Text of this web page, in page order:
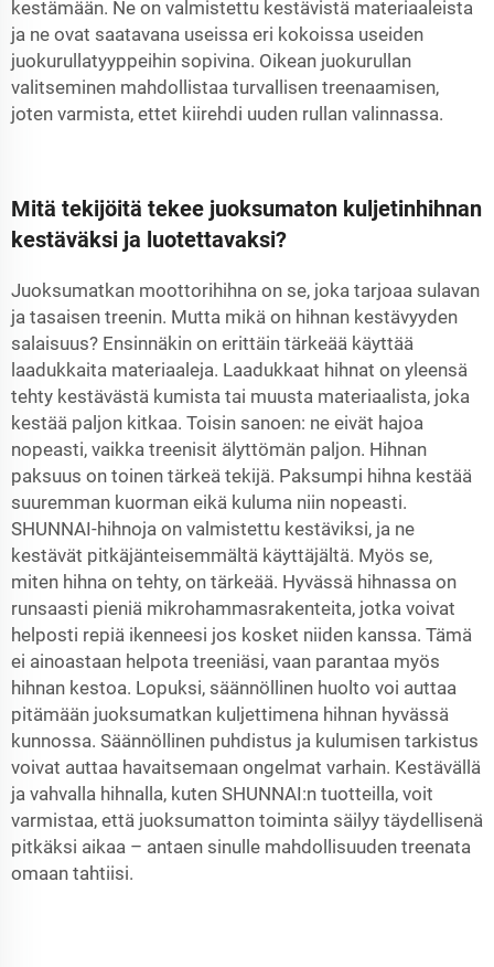
kestämään. Ne on valmistettu kestävistä materiaaleista
ja ne ovat saatavana useissa eri kokoissa useiden
juokurullatyyppeihin sopivina. Oikean juokurullan
valitseminen mahdollistaa turvallisen treenaamisen,
joten varmista, ettet kiirehdi uuden rullan valinnassa.
Mitä tekijöitä tekee juoksumaton kuljetinhihnan
kestäväksi ja luotettavaksi?
Juoksumatkan moottorihihna on se, joka tarjoaa sulavan
ja tasaisen treenin. Mutta mikä on hihnan kestävyyden
salaisuus? Ensinnäkin on erittäin tärkeää käyttää
laadukkaita materiaaleja. Laadukkaat hihnat on yleensä
tehty kestävästä kumista tai muusta materiaalista, joka
kestää paljon kitkaa. Toisin sanoen: ne eivät hajoa
nopeasti, vaikka treenisit älyttömän paljon. Hihnan
paksuus on toinen tärkeä tekijä. Paksumpi hihna kestää
suuremman kuorman eikä kuluma niin nopeasti.
SHUNNAI-hihnoja on valmistettu kestäviksi, ja ne
kestävät pitkäjänteisemmältä käyttäjältä. Myös se,
miten hihna on tehty, on tärkeää. Hyvässä hihnassa on
runsaasti pieniä mikrohammasrakenteita, jotka voivat
helposti repiä ikenneesi jos kosket niiden kanssa. Tämä
ei ainoastaan helpota treeniäsi, vaan parantaa myös
hihnan kestoa. Lopuksi, säännöllinen huolto voi auttaa
pitämään juoksumatkan kuljettimena hihnan hyvässä
kunnossa. Säännöllinen puhdistus ja kulumisen tarkistus
voivat auttaa havaitsemaan ongelmat varhain. Kestävällä
ja vahvalla hihnalla, kuten SHUNNAI:n tuotteilla, voit
varmistaa, että juoksumatton toiminta säilyy täydellisenä
pitkäksi aikaa – antaen sinulle mahdollisuuden treenata
omaan tahtiisi.